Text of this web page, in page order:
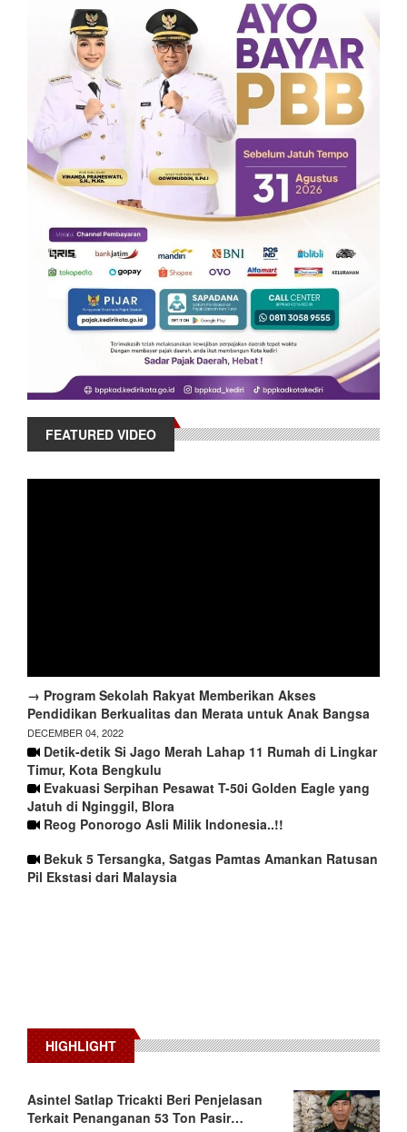
FEATURED VIDEO
→ Program Sekolah Rakyat Memberikan Akses
Pendidikan Berkualitas dan Merata untuk Anak Bangsa
DECEMBER 04, 2022
Detik-detik Si Jago Merah Lahap 11 Rumah di Lingkar
Timur, Kota Bengkulu
Evakuasi Serpihan Pesawat T-50i Golden Eagle yang
Jatuh di Nginggil, Blora
Reog Ponorogo Asli Milik Indonesia..!!
Bekuk 5 Tersangka, Satgas Pamtas Amankan Ratusan
Pil Ekstasi dari Malaysia
HIGHLIGHT
Asintel Satlap Tricakti Beri Penjelasan
Terkait Penanganan 53 Ton Pasir…